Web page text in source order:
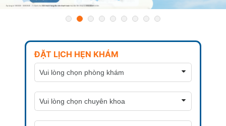
ĐẶT LỊCH HẸN KHÁM